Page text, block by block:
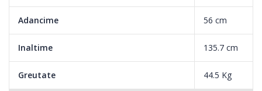
Adancime 56 cm
Inaltime 135.7 cm
Greutate 44.5 Kg